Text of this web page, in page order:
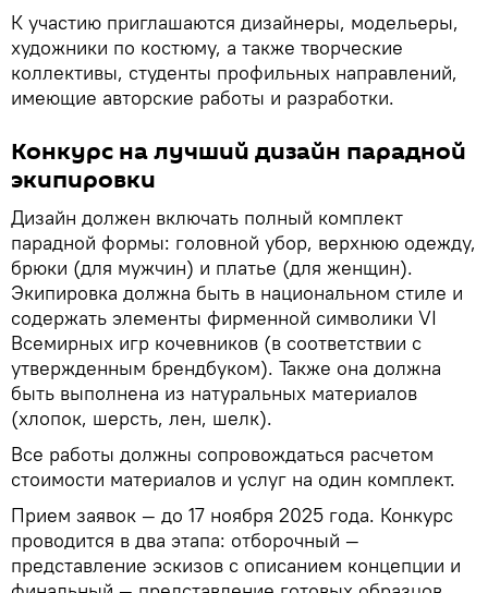
К участию приглашаются дизайнеры, модельеры,
художники по костюму, а также творческие
коллективы, студенты профильных направлений,
имеющие авторские работы и разработки.
Конкурс на лучший дизайн парадной
экипировки
Дизайн должен включать полный комплект
парадной формы: головной убор, верхнюю одежду,
брюки (для мужчин) и платье (для женщин).
Экипировка должна быть в национальном стиле и
содержать элементы фирменной символики VI
Всемирных игр кочевников (в соответствии с
утвержденным брендбуком). Также она должна
быть выполнена из натуральных материалов
(хлопок, шерсть, лен, шелк).
Все работы должны сопровождаться расчетом
стоимости материалов и услуг на один комплект.
Прием заявок — до 17 ноября 2025 года. Конкурс
проводится в два этапа: отборочный —
представление эскизов с описанием концепции и